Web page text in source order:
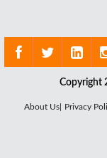
Copyright
About Us| Privacy